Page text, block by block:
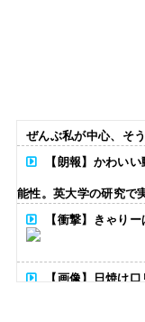
ぜんぶ私が中心、そ
【朗報】かわい
能性。英大学の研究で
【衝撃】きゃり
【画像】日焼け